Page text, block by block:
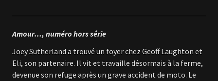
Amour…, numéro hors série
Joey Sutherland a trouvé un foyer chez Geoff Laughton et
Eli, son partenaire. Il vit et travaille désormais à la ferme,
devenue son refuge après un grave accident de moto. Le